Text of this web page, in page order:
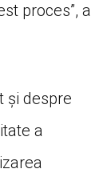
proces”, a
și despre
a